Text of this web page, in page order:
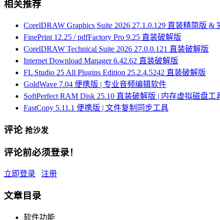
相关推荐
CorelDRAW Graphics Suite 2026 27.1.0.129 直装精简版 &
FinePrint 12.25 / pdfFactory Pro 9.25 直装破解版
CorelDRAW Technical Suite 2026 27.0.0.121 直装破解版
Internet Download Manager 6.42.62 直装破解版
FL Studio 25 All Plugins Edition 25.2.4.5242 直装破解版
GoldWave 7.04 便携版 | 专业音频编辑软件
SoftPerfect RAM Disk 25.10 直装破解版 | 内存虚拟磁盘工
FastCopy 5.11.1 便携版 | 文件复制同步工具
评论 抢沙发
评论前必须登录！
立即登录 注册
文章目录
软件功能